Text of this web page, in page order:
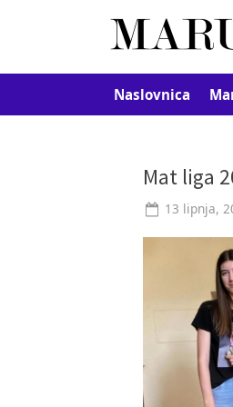
Naslovnica
Mat liga
Posted
13 lipnja,